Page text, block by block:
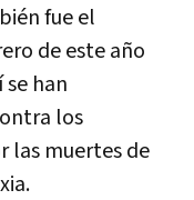
fue el
de este año
han
los
las muertes de